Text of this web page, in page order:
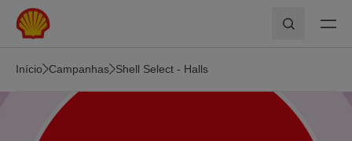
Skip to main content
Pesquisar
Início Campanhas Shell Select - Halls